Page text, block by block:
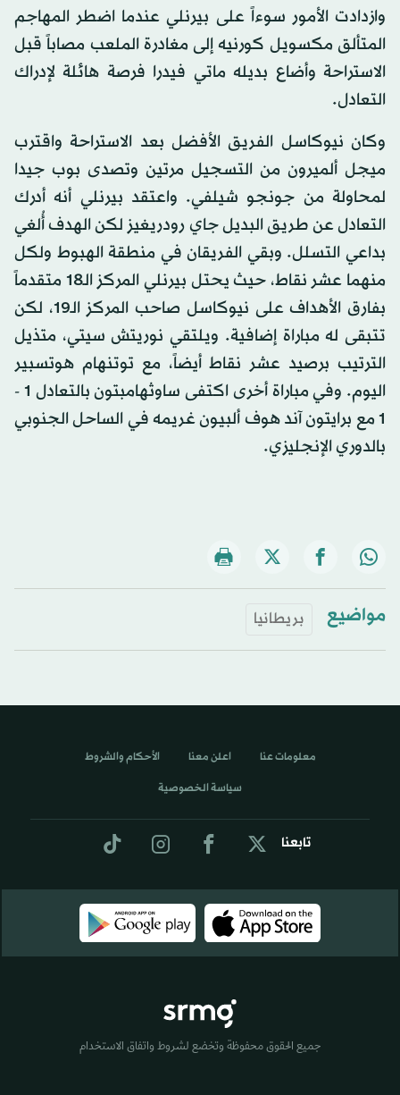
وازدادت الأمور سوءاً على بيرنلي عندما اضطر المهاجم
المتألق مكسويل كورنيه إلى مغادرة الملعب مصاباً قبل
الاستراحة وأضاع بديله ماتي فيدرا فرصة هائلة لإدراك
التعادل.
وكان نيوكاسل الفريق الأفضل بعد الاستراحة واقترب
ميجل ألميرون من التسجيل مرتين وتصدى بوب جيدا
لمحاولة من جونجو شيلفي. واعتقد بيرنلي أنه أدرك
التعادل عن طريق البديل جاي رودريغيز لكن الهدف أُلغي
بداعي التسلل. وبقي الفريقان في منطقة الهبوط ولكل
منهما عشر نقاط، حيث يحتل بيرنلي المركز الـ18 متقدماً
بفارق الأهداف على نيوكاسل صاحب المركز الـ19، لكن
تتبقى له مباراة إضافية. ويلتقي نوريتش سيتي، متذيل
الترتيب برصيد عشر نقاط أيضاً، مع توتنهام هوتسبير
اليوم. وفي مباراة أخرى اكتفى ساوثهامبتون بالتعادل 1 -
1 مع برايتون آند هوف ألبيون غريمه في الساحل الجنوبي
بالدوري الإنجليزي.
مواضيع بريطانيا
تابعنا
معلومات عنا اعلن معنا الأحكام والشروط
سياسة الخصوصية
جميع الحقوق محفوظة وتخضع لشروط واتفاق الاستخدام